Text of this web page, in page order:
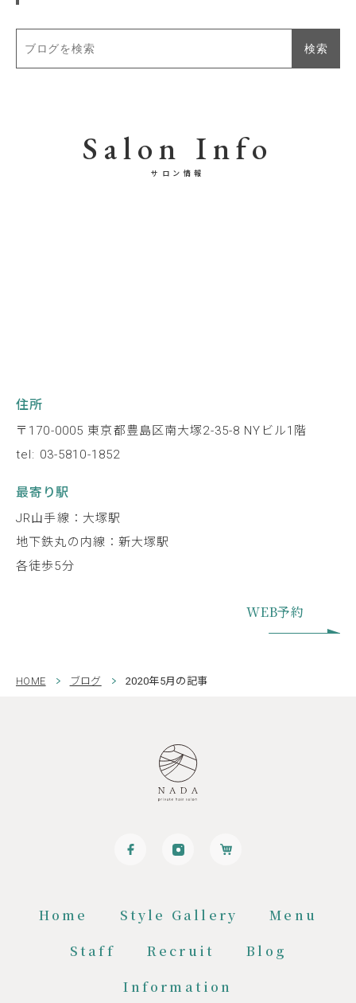
Salon Info
サロン情報
住所
〒170-0005 東京都豊島区南大塚2-35-8 NYビル1階
tel: 03-5810-1852
最寄り駅
JR山手線：大塚駅
地下鉄丸の内線：新大塚駅
各徒歩5分
WEB予約
HOME ブログ 2020年5月の記事
Home Style Gallery
Menu
Staff
Recruit
Blog
Information